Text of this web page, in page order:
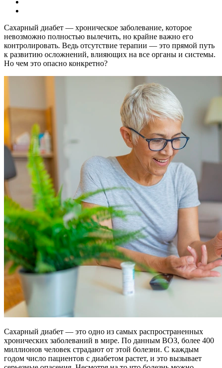
Сахарный диабет — хроническое заболевание, которое
невозможно полностью вылечить, но крайне важно его
контролировать. Ведь отсутствие терапии — это прямой путь
к развитию осложнений, влияющих на все органы и системы.
Но чем это опасно конкретно?
Сахарный диабет — это одно из самых распространенных
хронических заболеваний в мире. По данным ВОЗ, более 400
миллионов человек страдают от этой болезни. С каждым
годом число пациентов с диабетом растет, и это вызывает